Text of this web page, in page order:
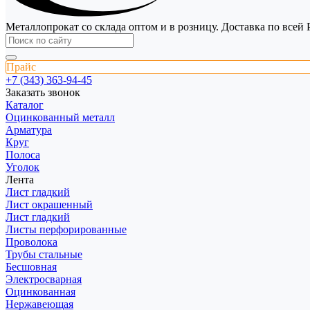
Металлопрокат со склада оптом и в розницу. Доставка по всей
Прайс
+7 (343) 363-94-45
Заказать звонок
Каталог
Оцинкованный металл
Арматура
Круг
Полоса
Уголок
Лента
Лист гладкий
Лист окрашенный
Лист гладкий
Листы перфорированные
Проволока
Трубы стальные
Бесшовная
Электросварная
Оцинкованная
Нержавеющая